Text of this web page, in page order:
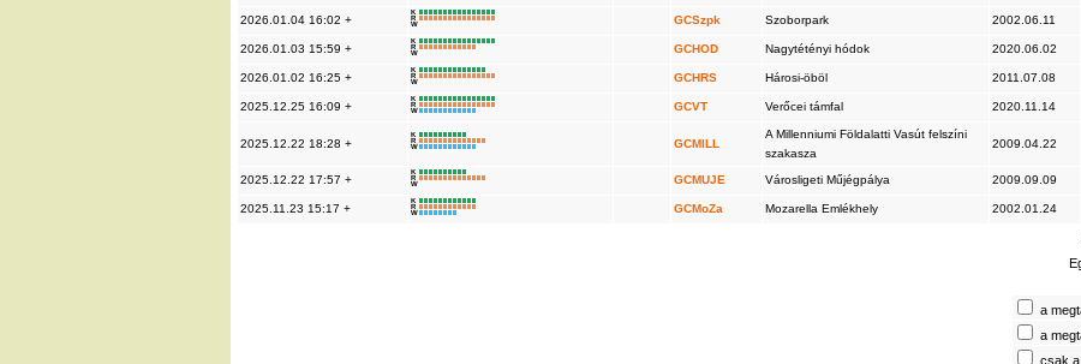
2026.01.04 16:02 +
K
R
W
GCSzpk Szoborpark 2002.06.11
2026.01.03 15:59 +
K
R
W
GCHOD Nagytétényi hódok 2020.06.02
2026.01.02 16:25 +
K
R
W
GCHRS Hárosi-öböl 2011.07.08
2025.12.25 16:09 +
K
R
W
GCVT Verőcei támfal 2020.11.14
2025.12.22 18:28 +
K
R
W
GCMILL
A Millenniumi Földalatti Vasút felszíni
szakasza
2009.04.22
2025.12.22 17:57 +
K
R
W
GCMUJE Városligeti Műjégpálya 2009.09.09
2025.11.23 15:17 +
K
R
W
GCMoZa Mozarella Emlékhely 2002.01.24
a
a
csak a